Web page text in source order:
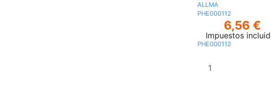
ALLMA
PHE000112
6,56 €
Impuestos
PHE000112